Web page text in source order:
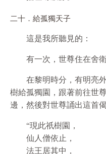
二十．給孤獨天子
這是我所聽見的：
有一次，世尊住在舍衛
在黎明時分，有明亮外
樹給孤獨園，跟著前往世
邊，然後對世尊誦出這首偈
“現此祇樹園，
仙人僧依止，
法王居其中，